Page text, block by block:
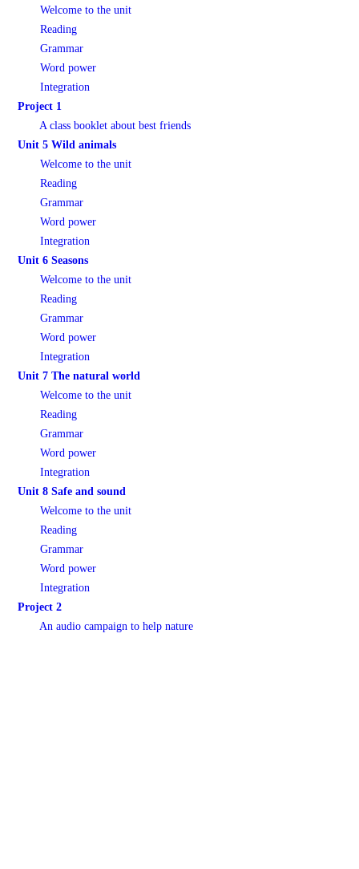
Welcome to the unit
Reading
Grammar
Word power
Integration
Project 1
A class booklet about best friends
Unit 5 Wild animals
Welcome to the unit
Reading
Grammar
Word power
Integration
Unit 6 Seasons
Welcome to the unit
Reading
Grammar
Word power
Integration
Unit 7 The natural world
Welcome to the unit
Reading
Grammar
Word power
Integration
Unit 8 Safe and sound
Welcome to the unit
Reading
Grammar
Word power
Integration
Project 2
An audio campaign to help nature